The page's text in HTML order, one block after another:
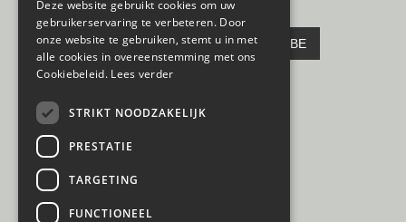
Mail ons: INFO@PARTYDEALS.BE
FRENCH
Deze website gebruikt cookies om uw
gebruikerservaring te verbeteren. Door
onze website te gebruiken, stemt u in met
alle cookies in overeenstemming met ons
Cookiebeleid. Lees verder
STRIKT NOODZAKELIJK
PRESTATIE
TARGETING
FUNCTIONEEL